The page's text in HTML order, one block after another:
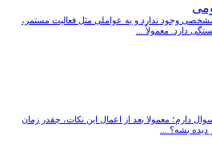
وجود ندارد و به عواملی مثل فعالیت مستمر،
دارد. معمولاً ...
دارم؛ معمولا بعد از اعمال این نکات، چقدر زمان
دیده بشه؟ ...